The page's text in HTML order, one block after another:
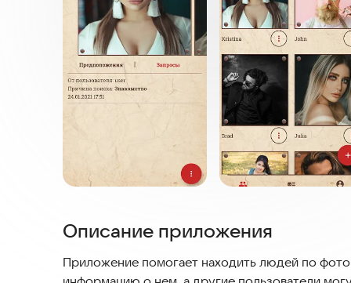
Описание приложения
Приложение помогает находить людей по